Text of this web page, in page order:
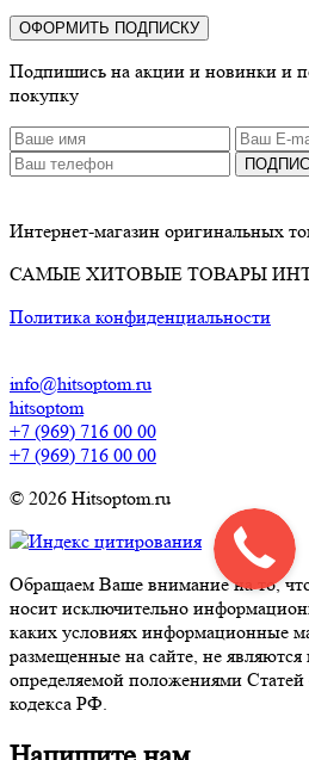
ОФОРМИТЬ ПОДПИСКУ
Подпишись на акции и новинки и
покупку
Интернет-магазин оригинальных
САМЫЕ ХИТОВЫЕ ТОВАРЫ
Политика конфиденциальности
info@hitsoptom.ru
hitsoptom
+7 (969) 716 00 00
+7 (969) 716 00 00
© 2026 Hitsoptom.ru
Обращаем Ваше внимание на то,
носит исключительно
каких условиях информационные
размещенные на сайте, не
определяемой положениями
кодекса РФ.